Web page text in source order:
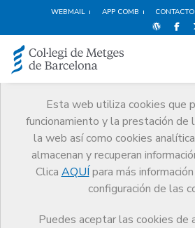
WEBMAIL APP COMB CONTACTO
Esta web utiliza cookies que
funcionamiento y la prestación de
la web así como cookies
almacenan y recuperan
Clica AQUÍ para más
configuración de las
Puedes aceptar las cookies de
Publicaciones
Comunicación
Responsabilidad médica y Seguridad Clínica